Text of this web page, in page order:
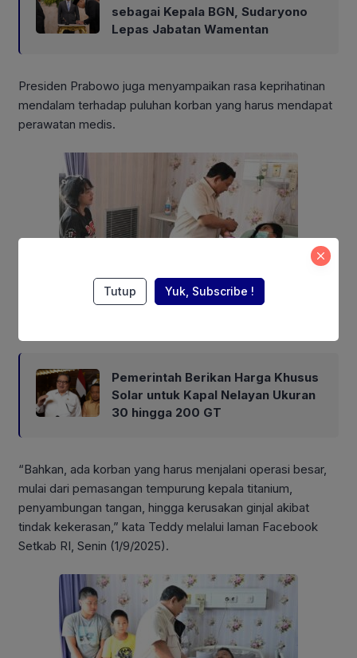
sebagai Kepala BGN, Sudaryono
Lepas Jabatan Wamentan
Presiden Prabowo juga menyampaikan rasa keprihatinan
mendalam terhadap puluhan korban yang harus mendapat
perawatan medis.
Also Read:
Pemerintah Berikan Harga Khusus
Solar untuk Kapal Nelayan Ukuran
30 hingga 200 GT
“Bahkan, ada korban yang harus menjalani operasi besar,
mulai dari pemasangan tempurung kepala titanium,
penyambungan tangan, hingga kerusakan ginjal akibat
tindak kekerasan,” kata Teddy melalui laman Facebook
Setkab RI, Senin (1/9/2025).
Tutup Yuk, Subscribe !